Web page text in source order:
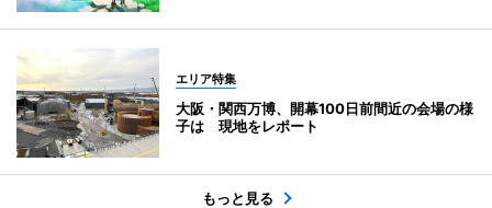
エリア特集
大阪・関西万博、開幕100日前間近の会場の様
子は 現地をレポート
もっと見る